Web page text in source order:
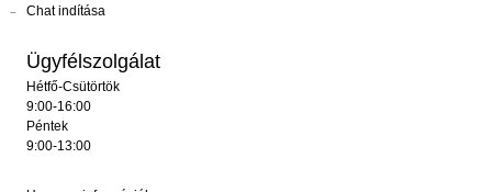
Chat indítása
Ügyfélszolgálat
Hétfő-Csütörtök
9:00-16:00
Péntek
9:00-13:00